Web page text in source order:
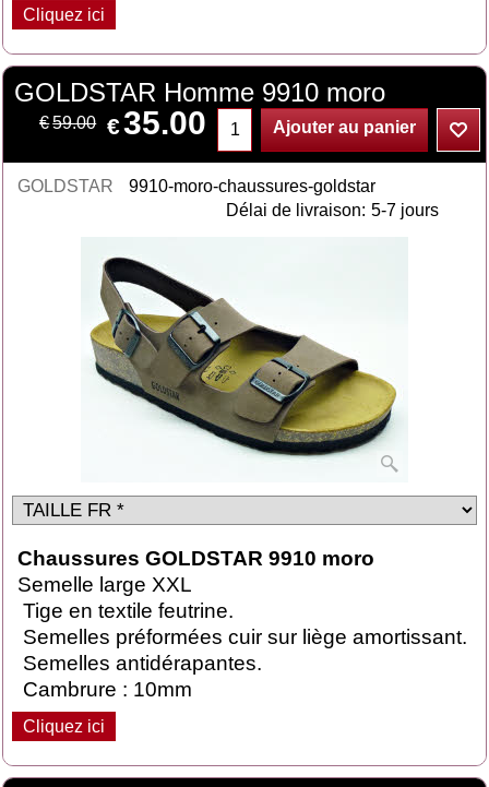
Cliquez ici
GOLDSTAR Homme 9910 moro
€59.00 €35.00 Ajouter au panier
GOLDSTAR
9910-moro-chaussures-goldstar
Délai de livraison: 5-7 jours
Chaussures GOLDSTAR 9910 moro
Semelle large XXL
Tige en textile feutrine.
Semelles préformées cuir sur liège amortissant.
Semelles antidérapantes.
Cambrure : 10mm
Cliquez ici